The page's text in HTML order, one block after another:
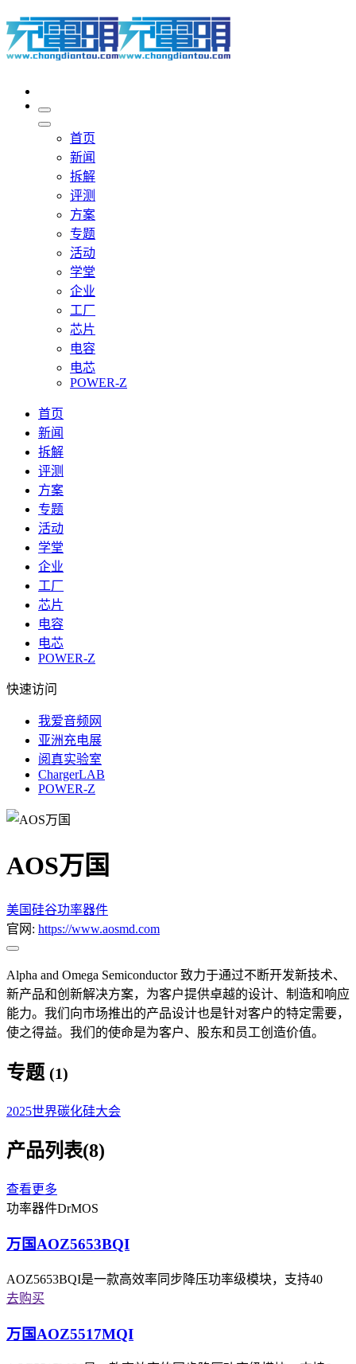
首页
新闻
拆解
评测
方案
专题
活动
学堂
企业
工厂
芯片
电容
电芯
POWER-Z
首页
新闻
拆解
评测
方案
专题
活动
学堂
企业
工厂
芯片
电容
电芯
POWER-Z
快速访问
我爱音频网
亚洲充电展
阅真实验室
ChargerLAB
POWER-Z
AOS万国
美国硅谷功率器件
官网: https://www.aosmd.com
Alpha and Omega Semiconductor 致力于通过不断开发新技术、
新产品和创新解决方案，为客户提供卓越的设计、制造和响应
能力。我们向市场推出的产品设计也是针对客户的特定需要，
使之得益。我们的使命是为客户、股东和员工创造价值。
专题 (1)
2025世界碳化硅大会
产品列表(8)
查看更多
功率器件DrMOS
万国AOZ5653BQI
AOZ5653BQI是一款高效率同步降压功率级模块，支持40
去购买
万国AOZ5517MQI